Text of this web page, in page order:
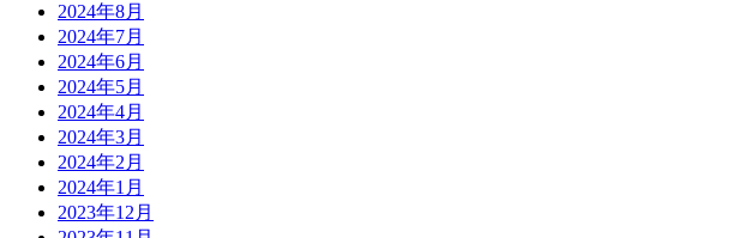
2024年8月
2024年7月
2024年6月
2024年5月
2024年4月
2024年3月
2024年2月
2024年1月
2023年12月